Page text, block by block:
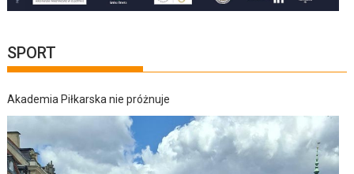
SPORT
Akademia Piłkarska nie próżnuje